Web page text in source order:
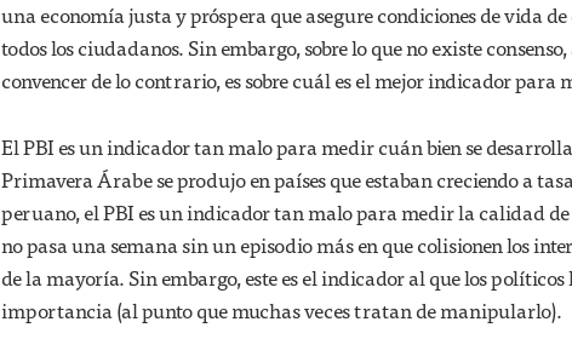
una economía justa y próspera que asegure condiciones de vida
todos los ciudadanos. Sin embargo, sobre lo que no existe
convencer de lo contrario, es sobre cuál es el mejor indicador para
El PBI es un indicador tan malo para medir cuán bien se
Primavera Árabe se produjo en países que estaban creciendo a
peruano, el PBI es un indicador tan malo para medir la calidad
no pasa una semana sin un episodio más en que colisionen los
de la mayoría. Sin embargo, este es el indicador al que los
importancia (al punto que muchas veces tratan de manipularlo).